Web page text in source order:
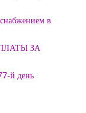
в
ЗА
й день